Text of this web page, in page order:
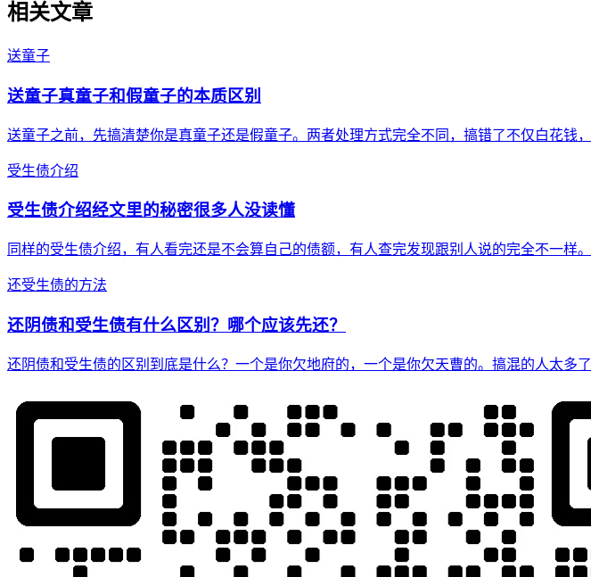
相关文章
送童子
送童子真童子和假童子的本质区别
送童子之前，先搞清楚你是真童子还是假童子。两者处理方式完全不同，搞错了不仅白花钱
受生债介绍
受生债介绍经文里的秘密很多人没读懂
同样的受生债介绍，有人看完还是不会算自己的债额，有人查完发现跟别人说的完全不一
还受生债的方法
还阴债和受生债有什么区别？哪个应该先还？
还阴债和受生债的区别到底是什么？一个是你欠地府的，一个是你欠天曹的。搞混的人太多